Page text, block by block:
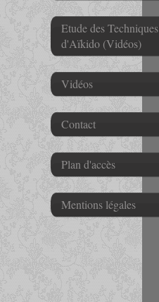
Etude des Techniques
d'Aïkido (Vidéos)
Vidéos
Contact
Plan d'accès
Mentions légales